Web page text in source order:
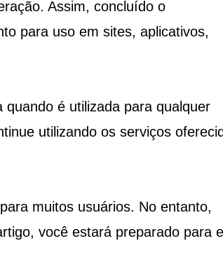
Assim, concluído o
para uso em sites, aplicativos,
é utilizada para qualquer
utilizando os serviços
muitos usuários. No entanto,
você estará preparado para